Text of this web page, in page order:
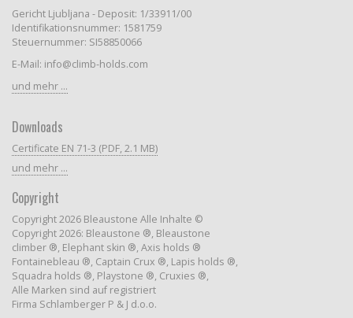
Gericht Ljubljana - Deposit: 1/33911/00
Identifikationsnummer: 1581759
Steuernummer: SI58850066
E-Mail: info@climb-holds.com
und mehr ...
Downloads
Certificate EN 71-3 (PDF, 2.1 MB)
und mehr ...
Copyright
Copyright 2026 Bleaustone Alle Inhalte ©
Copyright 2026: Bleaustone ®, Bleaustone
climber ®, Elephant skin ®, Axis holds ®
Fontainebleau ®, Captain Crux ®, Lapis holds ®,
Squadra holds ®, Playstone ®, Cruxies ®,
Alle Marken sind auf registriert
Firma Schlamberger P & J d.o.o.